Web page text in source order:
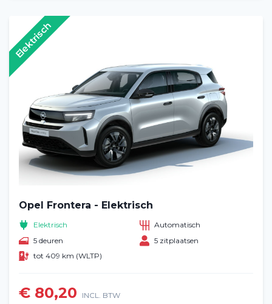
Opel Frontera - Elektrisch
Elektrisch
Automatisch
5 deuren
5 zitplaatsen
tot 409 km (WLTP)
€ 80,20 INCL. BTW
Elektrisch